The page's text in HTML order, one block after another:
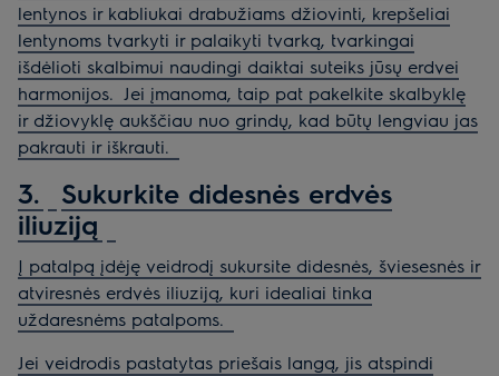
lentynos ir kabliukai drabužiams džiovinti, krepšeliai
lentynoms tvarkyti ir palaikyti tvarką, tvarkingai
išdėlioti skalbimui naudingi daiktai suteiks jūsų erdvei
harmonijos. Jei įmanoma, taip pat pakelkite skalbyklę
ir džiovyklę aukščiau nuo grindų, kad būtų lengviau jas
pakrauti ir iškrauti.
3.
Sukurkite didesnės erdvės
iliuziją
Į patalpą įdėję veidrodį sukursite didesnės, šviesesnės ir
atviresnės erdvės iliuziją, kuri idealiai tinka
uždaresnėms patalpoms.
Jei veidrodis pastatytas priešais langą, jis atspindi